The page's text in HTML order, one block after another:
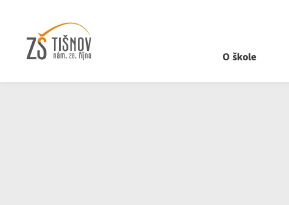
O škole